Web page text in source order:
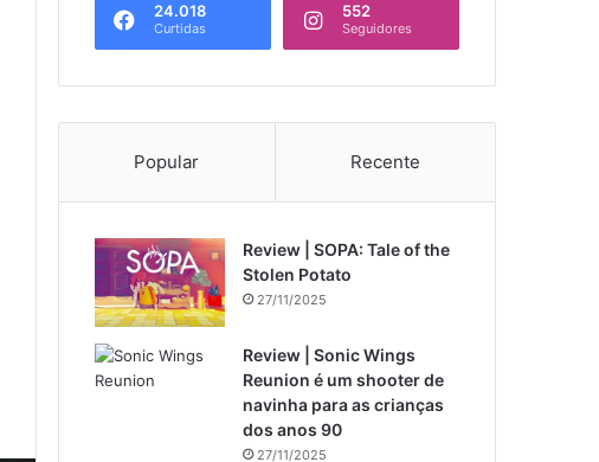
24.018
Curtidas
552
Seguidores
Popular Recente
Review | SOPA: Tale of the
Stolen Potato
27/11/2025
Review | Sonic Wings
Reunion é um shooter de
navinha para as crianças
dos anos 90
27/11/2025